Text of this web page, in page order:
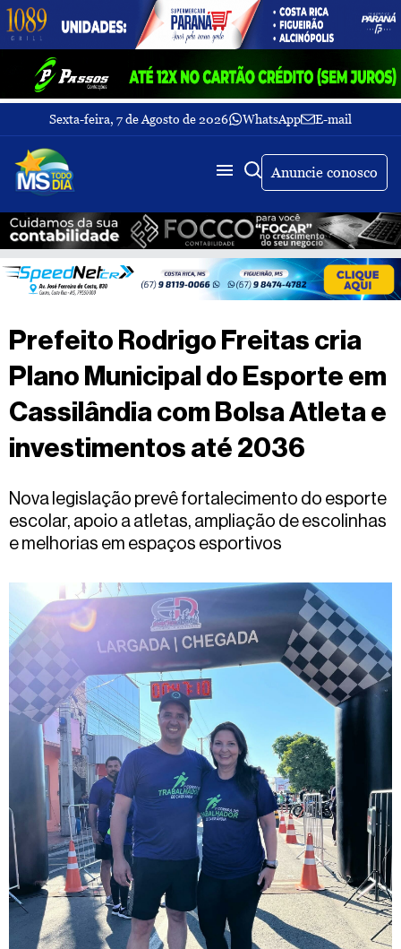
Sexta-feira, 7 de Agosto de 2026 WhatsApp E-mail
Fechar Menu
Últimas
notícias
Galeria
de
fotos
Sobre
Nós
TV
MS
dia
Fale
Anuncie conosco
Buscar
Prefeito Rodrigo Freitas cria
Plano Municipal do Esporte em
Cassilândia com Bolsa Atleta e
investimentos até 2036
Nova legislação prevê fortalecimento do esporte
escolar, apoio a atletas, ampliação de escolinhas
e melhorias em espaços esportivos